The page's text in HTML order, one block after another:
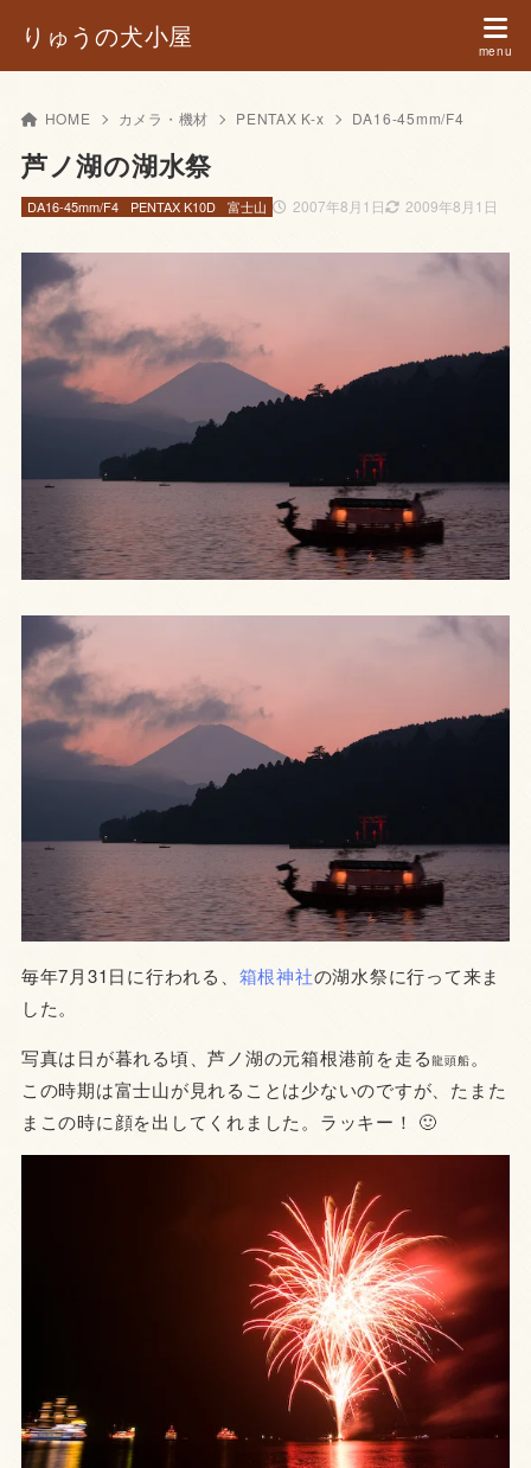
りゅうの犬小屋
HOME カメラ・機材 PENTAX K-x DA16-45mm/F4
芦ノ湖の湖水祭
2007年8月1日 2009年8月1日
DA16-45mm/F4 PENTAX K10D 富士山
毎年7月31日に行われる、 箱根神社の湖水祭に行って来ま
した。
写真は日が暮れる頃、芦ノ湖の元箱根港前を走る龍頭船 。
この時期は富士山が見れることは少ないのですが、たまた
まこの時に顔を出してくれました。ラッキー！ 🙂